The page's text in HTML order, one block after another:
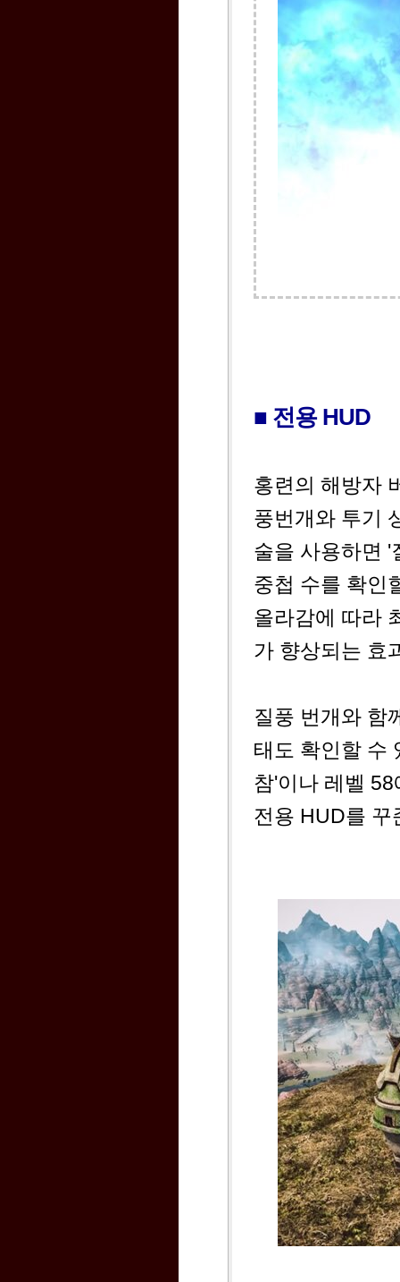
■ 전용 HUD
홍련의 해방자
풍번개와 투기
술을 사용하면 '
중첩 수를 확인
올라감에 따라
가 향상되는 효
질풍 번개와 함
태도 확인할 수
참'이나 레벨
전용 HUD를 꾸